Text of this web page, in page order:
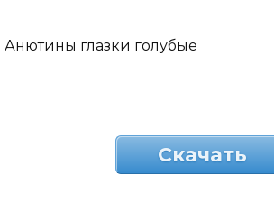
Анютины глазки голубые
Скачать